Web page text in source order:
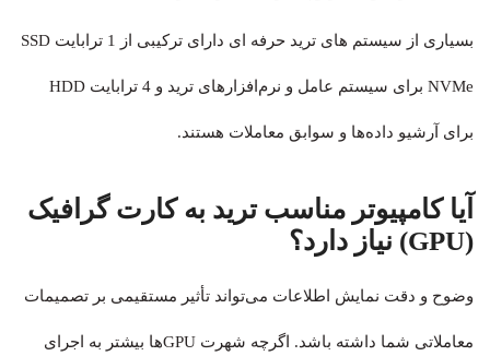
بسیاری از سیستم های ترید حرفه ای دارای ترکیبی از 1 ترابایت SSD
NVMe برای سیستم عامل و نرم‌افزارهای ترید و 4 ترابایت HDD
برای آرشیو داده‌ها و سوابق معاملات هستند.
آیا کامپیوتر مناسب ترید به کارت گرافیک
(GPU) نیاز دارد؟
وضوح و دقت نمایش اطلاعات می‌تواند تأثیر مستقیمی بر تصمیمات
معاملاتی شما داشته باشد. اگرچه شهرت GPUها بیشتر به اجرای